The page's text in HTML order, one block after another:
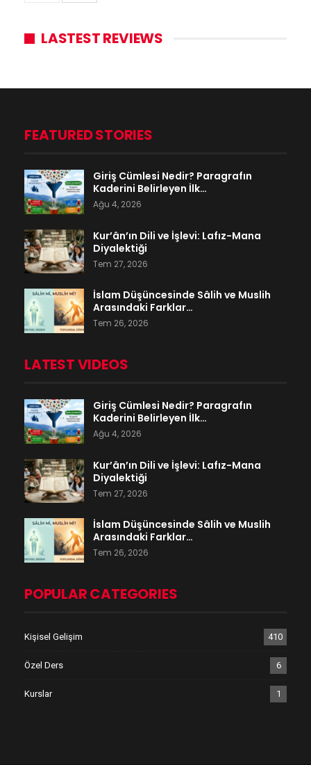
LASTEST REVIEWS
FEATURED STORIES
Giriş Cümlesi Nedir? Paragrafın
Kaderini Belirleyen İlk…
Ağu 4, 2026
Kur’ân’ın Dili ve İşlevi: Lafız-Mana
Diyalektiği
Tem 27, 2026
İslam Düşüncesinde Sâlih ve Muslih
Arasındaki Farklar…
Tem 26, 2026
LATEST VIDEOS
Giriş Cümlesi Nedir? Paragrafın
Kaderini Belirleyen İlk…
Ağu 4, 2026
Kur’ân’ın Dili ve İşlevi: Lafız-Mana
Diyalektiği
Tem 27, 2026
İslam Düşüncesinde Sâlih ve Muslih
Arasındaki Farklar…
Tem 26, 2026
POPULAR CATEGORIES
Kişisel Gelişim 410
Özel Ders 6
Kurslar 1